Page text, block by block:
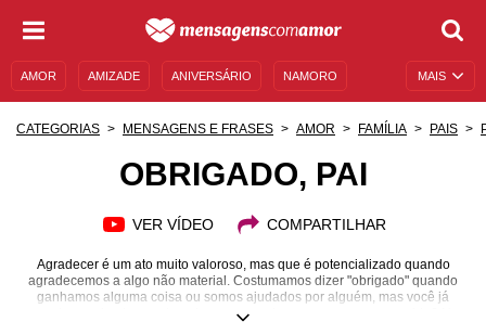
MAIS
AMOR AMIZADE ANIVERSÁRIO NAMORO
CATEGORIAS MENSAGENS E FRASES AMOR FAMÍLIA PAIS
OBRIGADO, PAI
VER VÍDEO COMPARTILHAR
Agradecer é um ato muito valoroso, mas que é potencializado quando
agradecemos a algo não material. Costumamos dizer "obrigado" quando
ganhamos alguma coisa ou somos ajudados por alguém, mas você já
agradeceu simplesmente pela presença de uma pessoa na sua vida? No